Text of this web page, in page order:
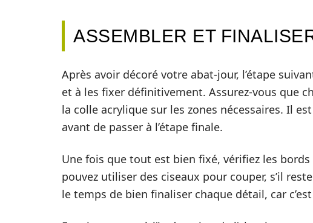
ASSEMBLER ET
Après avoir décoré votre abat-jour, l’étape
et à les fixer définitivement. Assurez-vous que
la colle acrylique sur les zones nécessaires. Il
avant de passer à l’étape finale.
Une fois que tout est bien fixé, vérifiez les
pouvez utiliser des ciseaux pour couper, s’il
le temps de bien finaliser chaque détail, car